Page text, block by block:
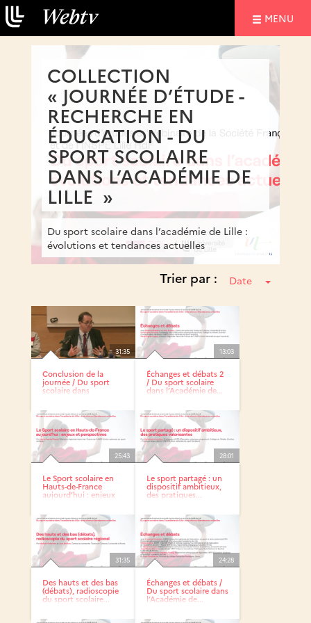
MENU
COLLECTION
« JOURNÉE D’ÉTUDE -
RECHERCHE EN
ÉDUCATION - DU
SPORT SCOLAIRE
DANS L’ACADÉMIE DE
LILLE »
Du sport scolaire dans l’académie de Lille :
évolutions et tendances actuelles
Trier par : Date
31:35
Conclusion de la
journée / Du sport
scolaire dans
13:03
Échanges et débats 2
/ Du sport scolaire
dans l’Académie de...
25:43
Le Sport scolaire en
Hauts-de-France
aujourd’hui : enjeux
28:01
Le sport partagé : un
dispositif ambitieux,
des pratiques...
31:35
Des hauts et des bas
(débats), radioscopie
du sport scolaire...
24:28
Échanges et débats /
Du sport scolaire dans
l’Académie de...